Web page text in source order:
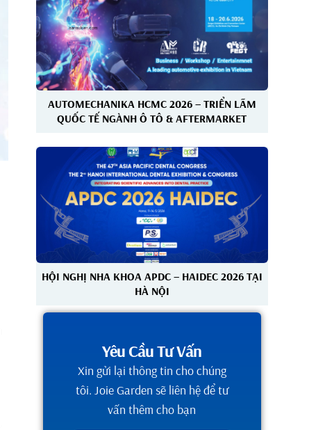
AUTOMECHANIKA HCMC 2026 – TRIỂN LÃM
QUỐC TẾ NGÀNH Ô TÔ & AFTERMARKET
HỘI NGHỊ NHA KHOA APDC – HAIDEC 2026 TẠI
HÀ NỘI
Yêu Cầu Tư Vấn
Xin gửi lại thông tin cho chúng
tôi. Joie Garden sẽ liên hệ để tư
vấn thêm cho bạn